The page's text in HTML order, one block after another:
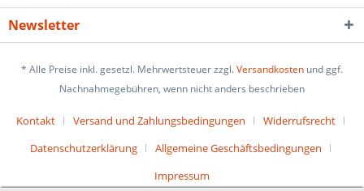
Newsletter
* Alle Preise inkl. gesetzl. Mehrwertsteuer zzgl.Versandkosten und ggf.
Nachnahmegebühren, wenn nicht anders beschrieben
Kontakt Versand und Zahlungsbedingungen
Widerrufsrecht
Datenschutzerklärung
Allgemeine Geschäftsbedingungen
Impressum